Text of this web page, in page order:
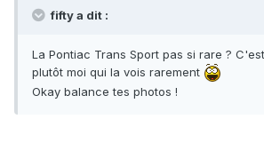
fifty a dit :
La Pontiac Trans Sport pas si rare ?
plutôt moi qui la vois rarement
Okay balance tes photos !